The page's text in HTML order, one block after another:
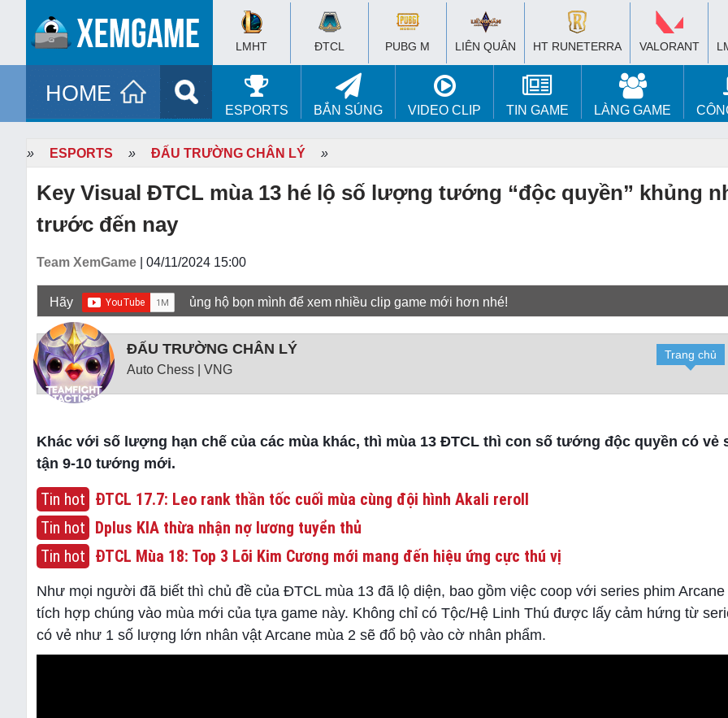
LMHT ĐTCL PUBG M LIÊN QUÂN HT RUNETERRA VALORANT
HOME
ESPORTS BẮN SÚNG VIDEO CLIP TIN GAME LÀNG GAME
» ESPORTS » ĐẤU TRƯỜNG CHÂN LÝ »
Key Visual ĐTCL mùa 13 hé lộ số lượng tướng “độc quyền” khủng
trước đến nay
Team XemGame | 04/11/2024 15:00
Hãy ủng hộ bọn mình để xem nhiều clip game mới hơn nhé!
ĐẤU TRƯỜNG CHÂN LÝ
Auto Chess | VNG
Trang chủ
Khác với số lượng hạn chế của các mùa khác, thì mùa 13 ĐTCL thì con số tướng độc quyền có vẻ
tận 9-10 tướng mới.
Tin hot ĐTCL 17.7: Leo rank thần tốc cuối mùa cùng đội hình Akali reroll
Tin hot Dplus KIA thừa nhận nợ lương tuyển thủ
Tin hot ĐTCL Mùa 18: Top 3 Lõi Kim Cương mới mang đến hiệu ứng cực thú vị
Như mọi người đã biết thì chủ đề của ĐTCL mùa 13 đã lộ diện, bao gồm việc coop với series phim
tích hợp chúng vào mùa mới của tựa game này. Không chỉ có Tộc/Hệ Linh Thú được lấy cảm hứng từ
có vẻ như 1 số lượng lớn nhân vật Arcane mùa 2 sẽ đổ bộ vào cờ nhân phẩm.